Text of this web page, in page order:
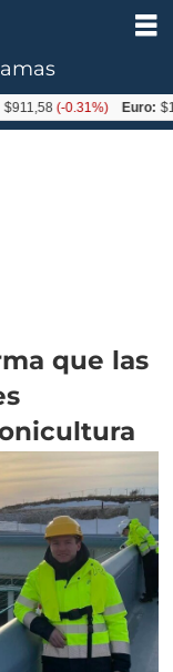
que las
(-0.31%) Euro: $1053,36